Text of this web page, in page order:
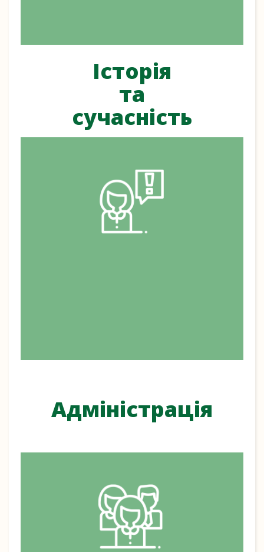
Історія
та
сучасність
Адміністрація